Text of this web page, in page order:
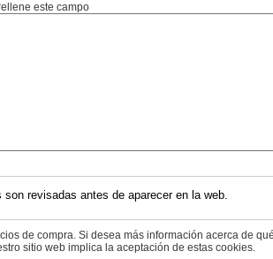
este campo
revisadas antes de aparecer en la web.
cyberdark.net - todos los derechos reservados
de compra. Si desea más información acerca de
sitio web implica la aceptación de estas cookies.